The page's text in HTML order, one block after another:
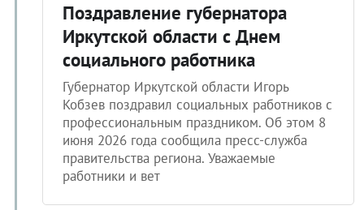
Поздравление губернатора
Иркутской области с Днем
социального работника
Губернатор Иркутской области Игорь
Кобзев поздравил социальных работников с
профессиональным праздником. Об этом 8
июня 2026 года сообщила пресс-служба
правительства региона. Уважаемые
работники и вет